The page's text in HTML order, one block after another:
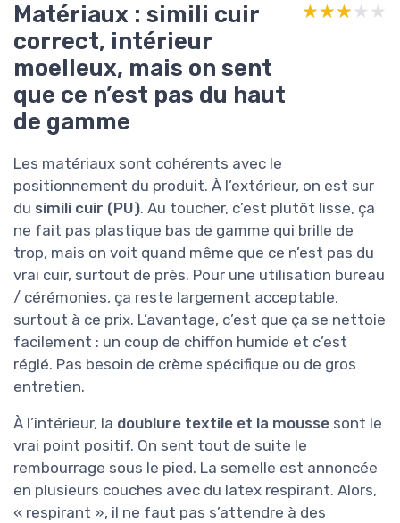
Matériaux : simili cuir
correct, intérieur
moelleux, mais on sent
que ce n’est pas du haut
de gamme
★★★★★
★★★★★
Les matériaux sont cohérents avec le
positionnement du produit. À l’extérieur, on est sur
du simili cuir (PU). Au toucher, c’est plutôt lisse, ça
ne fait pas plastique bas de gamme qui brille de
trop, mais on voit quand même que ce n’est pas du
vrai cuir, surtout de près. Pour une utilisation bureau
/ cérémonies, ça reste largement acceptable,
surtout à ce prix. L’avantage, c’est que ça se nettoie
facilement : un coup de chiffon humide et c’est
réglé. Pas besoin de crème spécifique ou de gros
entretien.
À l’intérieur, la doublure textile et la mousse sont le
vrai point positif. On sent tout de suite le
rembourrage sous le pied. La semelle est annoncée
en plusieurs couches avec du latex respirant. Alors,
« respirant », il ne faut pas s’attendre à des